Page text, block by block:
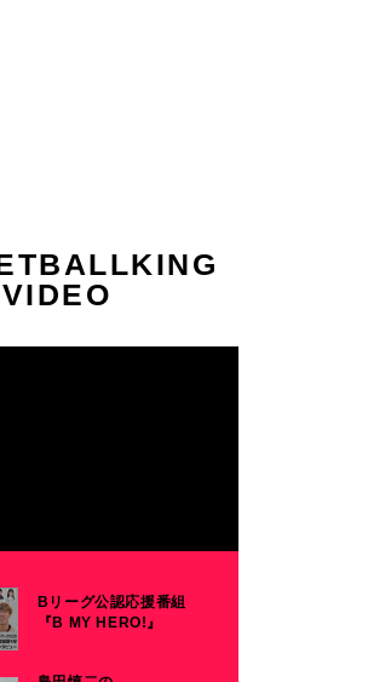
VIDEO
Bリーグ公認応援番組
『B MY HERO!』